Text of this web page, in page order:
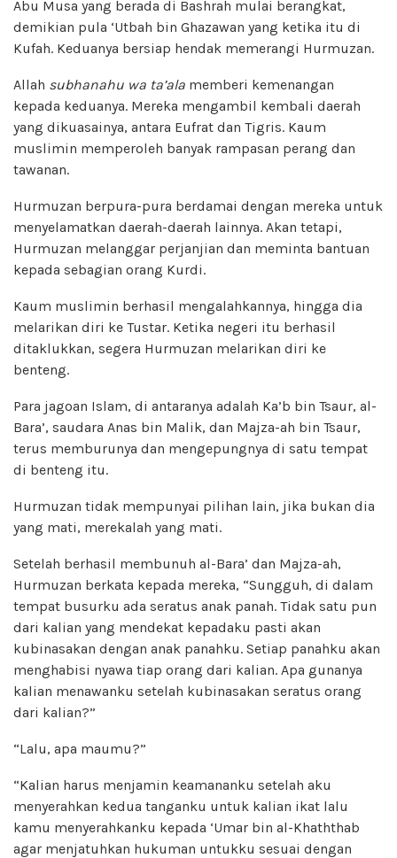
Abu Musa yang berada di Bashrah mulai berangkat,
demikian pula ‘Utbah bin Ghazawan yang ketika itu di
Kufah. Keduanya bersiap hendak memerangi Hurmuzan.
Allah subhanahu wa ta’ala memberi kemenangan
kepada keduanya. Mereka mengambil kembali daerah
yang dikuasainya, antara Eufrat dan Tigris. Kaum
muslimin memperoleh banyak rampasan perang dan
tawanan.
Hurmuzan berpura-pura berdamai dengan mereka untuk
menyelamatkan daerah-daerah lainnya. Akan tetapi,
Hurmuzan melanggar perjanjian dan meminta bantuan
kepada sebagian orang Kurdi.
Kaum muslimin berhasil mengalahkannya, hingga dia
melarikan diri ke Tustar. Ketika negeri itu berhasil
ditaklukkan, segera Hurmuzan melarikan diri ke
benteng.
Para jagoan Islam, di antaranya adalah Ka’b bin Tsaur, al-
Bara’, saudara Anas bin Malik, dan Majza-ah bin Tsaur,
terus memburunya dan mengepungnya di satu tempat
di benteng itu.
Hurmuzan tidak mempunyai pilihan lain, jika bukan dia
yang mati, merekalah yang mati.
Setelah berhasil membunuh al-Bara’ dan Majza-ah,
Hurmuzan berkata kepada mereka, “Sungguh, di dalam
tempat busurku ada seratus anak panah. Tidak satu pun
dari kalian yang mendekat kepadaku pasti akan
kubinasakan dengan anak panahku. Setiap panahku akan
menghabisi nyawa tiap orang dari kalian. Apa gunanya
kalian menawanku setelah kubinasakan seratus orang
dari kalian?”
“Lalu, apa maumu?”
“Kalian harus menjamin keamananku setelah aku
menyerahkan kedua tanganku untuk kalian ikat lalu
kamu menyerahkanku kepada ‘Umar bin al-Khaththab
agar menjatuhkan hukuman untukku sesuai dengan